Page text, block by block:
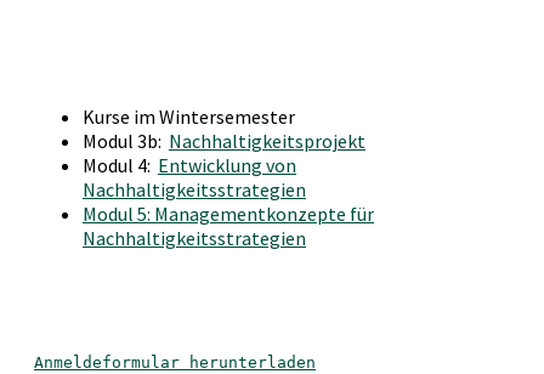
Kurse im Wintersemester
Modul 3b: Nachhaltigkeitsprojekt
Modul 4: Entwicklung von
Nachhaltigkeitsstrategien
Modul 5: Managementkonzepte für
Nachhaltigkeitsstrategien
Anmeldeformular herunterladen